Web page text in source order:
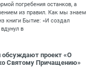
погребения останков, а
из правил. Как мы знаем
книги Бытие: «И создал
в
проект «О
Святому Причащению»